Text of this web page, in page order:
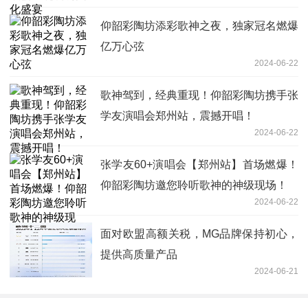
仰韶彩陶坊添彩歌神之夜，独家冠名燃爆
亿万心弦
2024-06-22
歌神驾到，经典重现！仰韶彩陶坊携手张
学友演唱会郑州站，震撼开唱！
2024-06-22
张学友60+演唱会【郑州站】首场燃爆！
仰韶彩陶坊邀您聆听歌神的神级现场！
2024-06-22
面对欧盟高额关税，MG品牌保持初心，
提供高质量产品
2024-06-21